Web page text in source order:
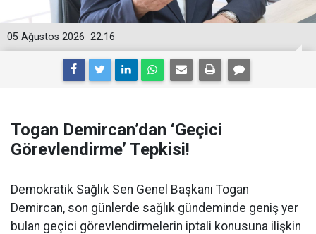
22:16
05 Ağustos 2026
Togan Demircan’dan ‘Geçici
Görevlendirme’ Tepkisi!
Demokratik Sağlık Sen Genel Başkanı Togan
Demircan, son günlerde sağlık gündeminde geniş yer
bulan geçici görevlendirmelerin iptali konusuna ilişkin